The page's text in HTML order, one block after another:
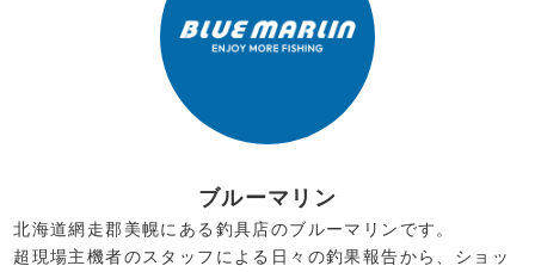
ブルーマリン
北海道網走郡美幌にある釣具店のブルーマリンです。
超現場主機者のスタッフによる日々の釣果報告から、ショッ